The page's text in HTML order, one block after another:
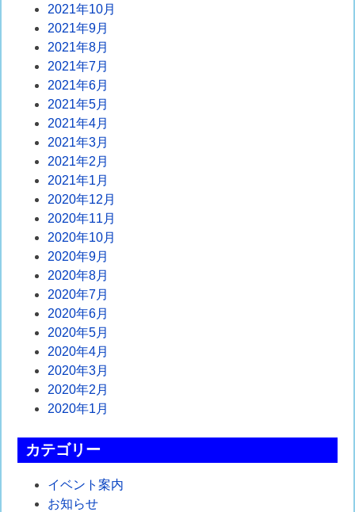
2021年10月
2021年9月
2021年8月
2021年7月
2021年6月
2021年5月
2021年4月
2021年3月
2021年2月
2021年1月
2020年12月
2020年11月
2020年10月
2020年9月
2020年8月
2020年7月
2020年6月
2020年5月
2020年4月
2020年3月
2020年2月
2020年1月
カテゴリー
イベント案内
お知らせ